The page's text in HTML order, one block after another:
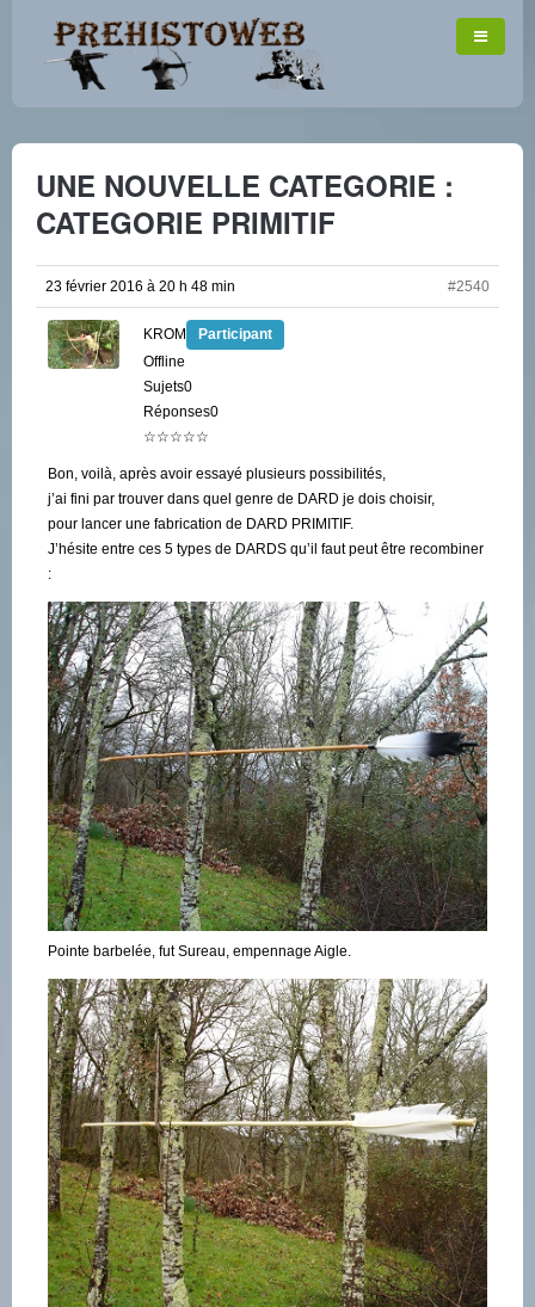
UNE NOUVELLE CATEGORIE :
CATEGORIE PRIMITIF
23 février 2016 à 20 h 48 min #2540
KROM
Participant
Offline
Sujets0
Réponses0
☆☆☆☆☆
Bon, voilà, après avoir essayé plusieurs possibilités,
j’ai fini par trouver dans quel genre de DARD je dois choisir,
pour lancer une fabrication de DARD PRIMITIF.
J’hésite entre ces 5 types de DARDS qu’il faut peut être recombiner
:
Pointe barbelée, fut Sureau, empennage Aigle.